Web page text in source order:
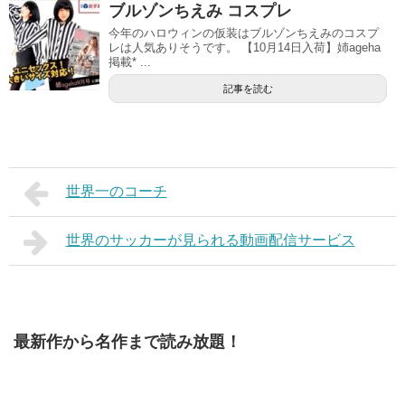
ブルゾンちえみ コスプレ
今年のハロウィンの仮装はブルゾンちえみのコスプ
レは人気ありそうです。 【10月14日入荷】姉ageha
掲載* ...
記事を読む
世界一のコーチ
世界のサッカーが見られる動画配信サービス
最新作から名作まで読み放題！